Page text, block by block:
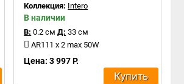
Коллекция: Intero
В наличии
В: 0.2 см Д: 33 см
AR111 x 2 max 50W
Цена: 3 997 Р.
Купить